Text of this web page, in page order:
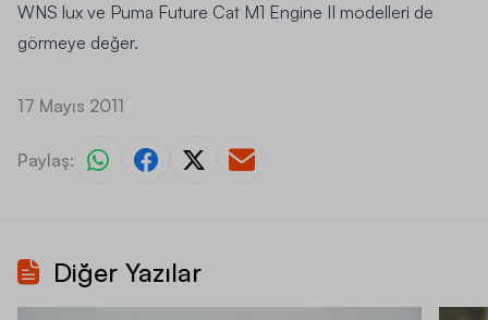
WNS lux ve Puma Future Cat M1 Engine II modelleri de
görmeye değer.
17 Mayıs 2011
Paylaş:
Diğer Yazılar